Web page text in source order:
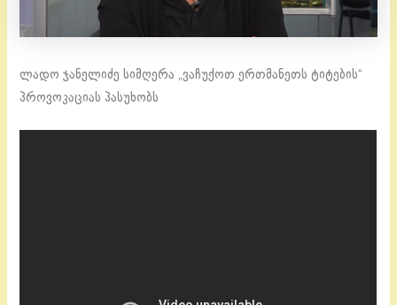
ლადო ჯანელიძე სიმღერა „ვაჩუქოთ ერთმანეთს ტიტების“
პროვოკაციას პასუხობს